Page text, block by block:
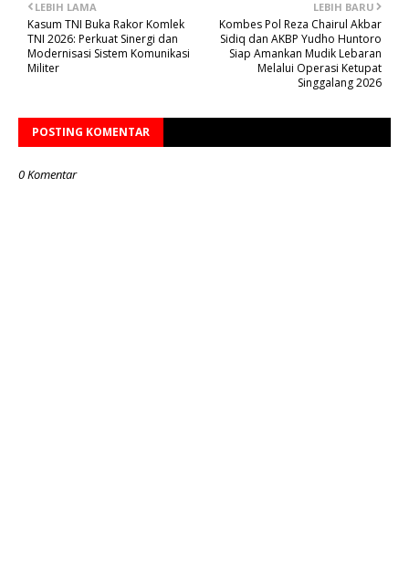
LEBIH BARU
Kombes Pol Reza Chairul Akbar
Sidiq dan AKBP Yudho Huntoro
Siap Amankan Mudik Lebaran
Melalui Operasi Ketupat
Singgalang 2026
LEBIH LAMA
Kasum TNI Buka Rakor Komlek
TNI 2026: Perkuat Sinergi dan
Modernisasi Sistem Komunikasi
Militer
POSTING KOMENTAR
0 Komentar